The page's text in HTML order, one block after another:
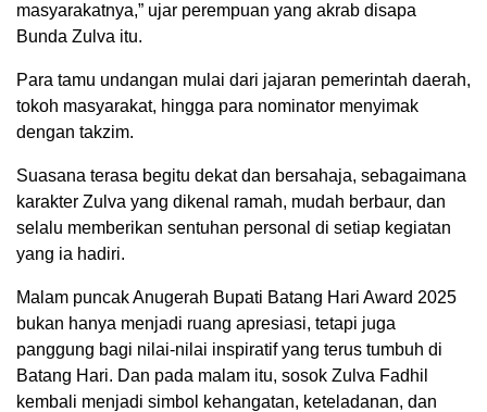
masyarakatnya,” ujar perempuan yang akrab disapa
Bunda Zulva itu.
Para tamu undangan mulai dari jajaran pemerintah daerah,
tokoh masyarakat, hingga para nominator menyimak
dengan takzim.
Suasana terasa begitu dekat dan bersahaja, sebagaimana
karakter Zulva yang dikenal ramah, mudah berbaur, dan
selalu memberikan sentuhan personal di setiap kegiatan
yang ia hadiri.
Malam puncak Anugerah Bupati Batang Hari Award 2025
bukan hanya menjadi ruang apresiasi, tetapi juga
panggung bagi nilai-nilai inspiratif yang terus tumbuh di
Batang Hari. Dan pada malam itu, sosok Zulva Fadhil
kembali menjadi simbol kehangatan, keteladanan, dan